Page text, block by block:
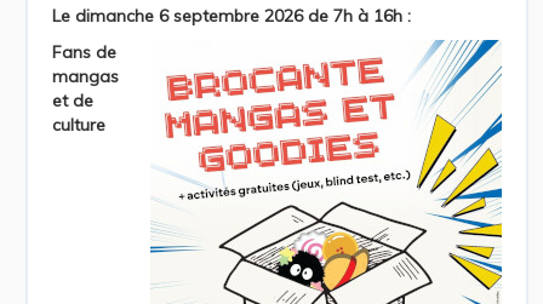
Le dimanche 6 septembre 2026 de 7h à 16h :
Fans de
mangas
et de
culture